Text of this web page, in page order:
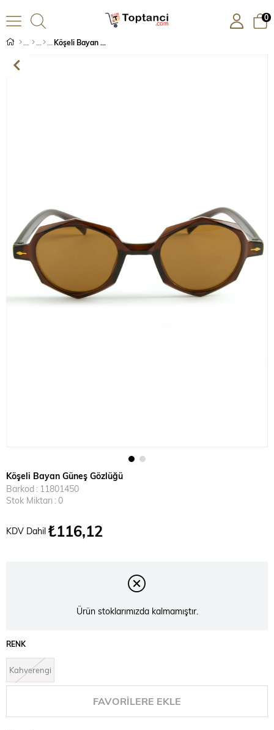
0
Köşeli Bayan Güneş Gözlüğü
Köşeli Bayan Güneş Gözlüğü
Barkod : 11801450
Stok Miktarı :0
KDV Dahil ₺116,12
Ürün stoklarımızda kalmamıştır.
RENK
Kahverengi
FAVORILERE EKLE